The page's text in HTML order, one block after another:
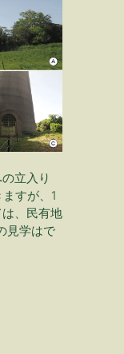
立入り
すが、1
、民有地
見学はで